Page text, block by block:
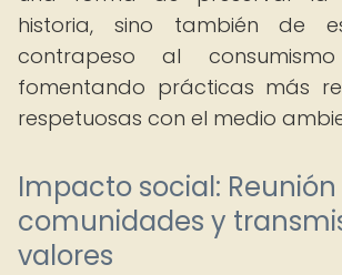
historia, sino también de
contrapeso al
fomentando prácticas más
respetuosas con el medio
Impacto social:
comunidades y
valores